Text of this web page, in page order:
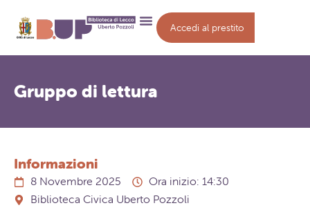
Accedi al prestito
Gruppo di lettura
Informazioni
8 Novembre 2025
Ora inizio: 14:30
Biblioteca Civica Uberto Pozzoli